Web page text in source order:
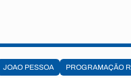
JOAO PESSOA PROGRAMAÇÃO